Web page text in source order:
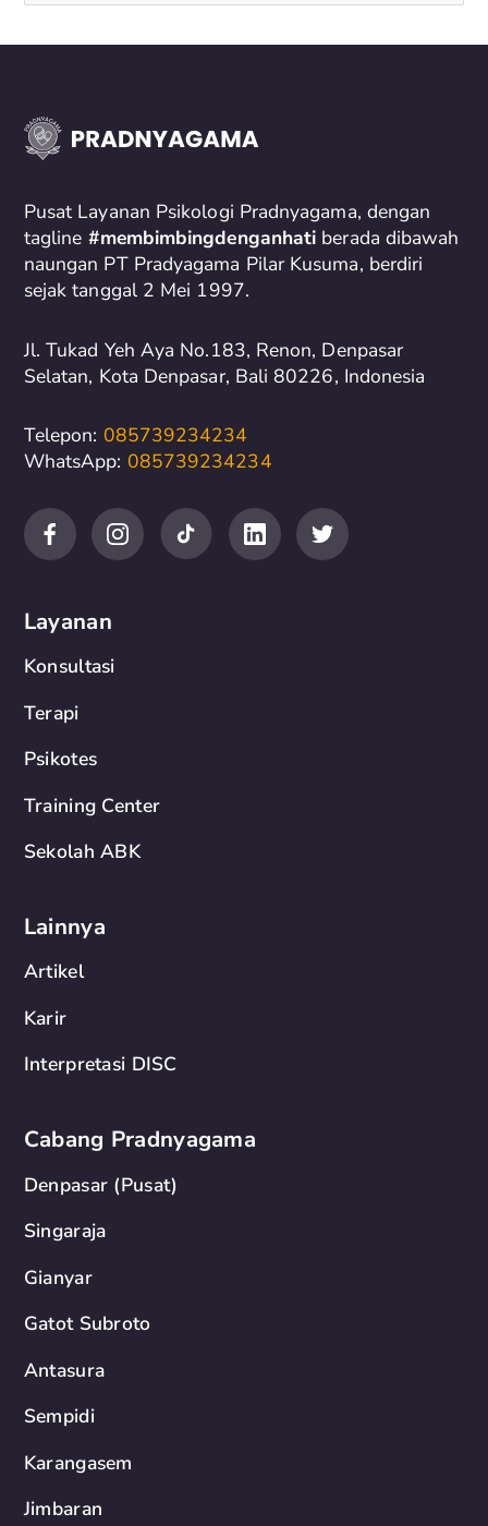
e
a
h
o
r
:
Pusat Layanan Psikologi Pradnyagama, dengan
tagline #membimbingdenganhati berada dibawah
naungan PT Pradyagama Pilar Kusuma, berdiri
sejak tanggal 2 Mei 1997.
Jl. Tukad Yeh Aya No.183, Renon, Denpasar
Selatan, Kota Denpasar, Bali 80226, Indonesia
Telepon: 085739234234
WhatsApp: 085739234234
Layanan
Konsultasi
Terapi
Psikotes
Training Center
Sekolah ABK
Lainnya
Artikel
Karir
Interpretasi DISC
Cabang Pradnyagama
Denpasar (Pusat)
Singaraja
Gianyar
Gatot Subroto
Antasura
Sempidi
Karangasem
Jimbaran